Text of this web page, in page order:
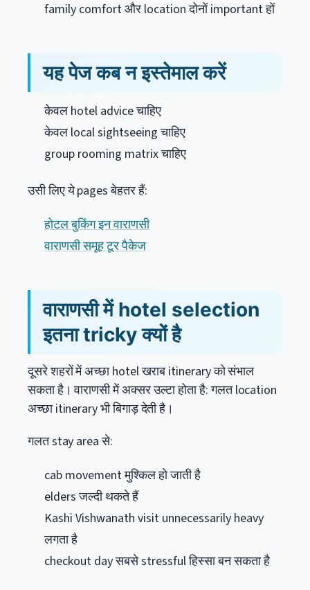
family comfort और location दोनों important हों
यह पेज कब न इस्तेमाल करें
केवल hotel advice चाहिए
केवल local sightseeing चाहिए
group rooming matrix चाहिए
उसी लिए ये pages बेहतर हैं:
होटल बुकिंग इन वाराणसी
वाराणसी समूह टूर पैकेज
वाराणसी में hotel selection
इतना tricky क्यों है
दूसरे शहरों में अच्छा hotel खराब itinerary को संभाल
सकता है। वाराणसी में अक्सर उल्टा होता है: गलत location
अच्छा itinerary भी बिगाड़ देती है।
गलत stay area से:
cab movement मुश्किल हो जाती है
elders जल्दी थकते हैं
Kashi Vishwanath visit unnecessarily heavy
लगता है
checkout day सबसे stressful हिस्सा बन सकता है